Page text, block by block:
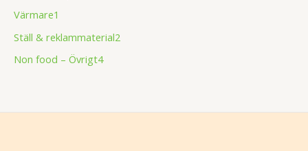
Värmare1
Ställ & reklammaterial2
Non food – Övrigt4